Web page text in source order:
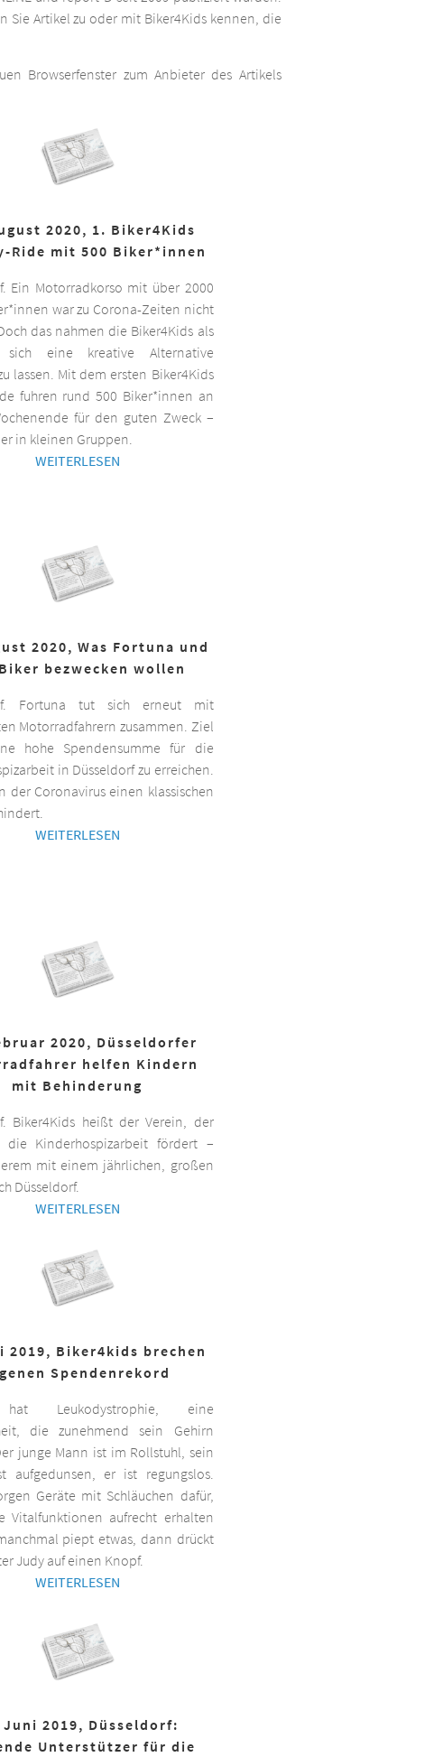
Sie Artikel zu oder mit Biker4Kids kennen, die
Browserfenster zum Anbieter des Artikels
2020, 1. Biker4Kids
Ride mit 500 Biker*innen
Ein Motorradkorso mit über 2000
war zu Corona-Zeiten nicht
das nahmen die Biker4Kids als
sich eine kreative Alternative
lassen. Mit dem ersten Biker4Kids
fuhren rund 500 Biker*innen an
für den guten Zweck –
in kleinen Gruppen.
WEITERLESEN
2020, Was Fortuna und
bezwecken wollen
Fortuna tut sich erneut mit
Motorradfahrern zusammen. Ziel
hohe Spendensumme für die
in Düsseldorf zu erreichen.
der Coronavirus einen klassischen
WEITERLESEN
2020, Düsseldorfer
helfen Kindern
mit Behinderung
Biker4Kids heißt der Verein, der
die Kinderhospizarbeit fördert –
mit einem jährlichen, großen
Düsseldorf.
WEITERLESEN
2019, Biker4kids brechen
Spendenrekord
Leukodystrophie, eine
die zunehmend sein Gehirn
junge Mann ist im Rollstuhl, sein
aufgedunsen, er ist regungslos.
Geräte mit Schläuchen dafür,
Vitalfunktionen aufrecht erhalten
piept etwas, dann drückt
Judy auf einen Knopf.
WEITERLESEN
Juni 2019, Düsseldorf:
Unterstützer für die